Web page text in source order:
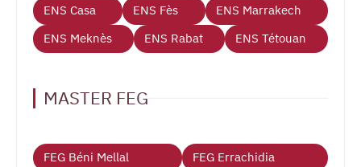
ENS Casa ENS Fès
ENS Marrakech
ENS Meknès
ENS Rabat ENS Tétouan
MASTER FEG
FEG Béni Mellal
FEG Errachidia